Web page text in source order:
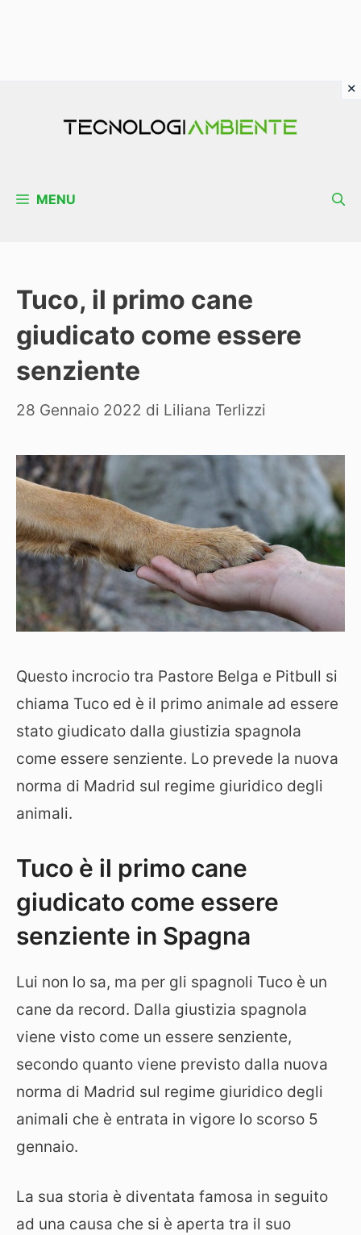
MENU
Tuco, il primo cane
giudicato come essere
senziente
28 Gennaio 2022 di Liliana Terlizzi
Questo incrocio tra Pastore Belga e Pitbull si
chiama Tuco ed è il primo animale ad essere
stato giudicato dalla giustizia spagnola
come essere senziente. Lo prevede la nuova
norma di Madrid sul regime giuridico degli
animali.
Tuco è il primo cane
giudicato come essere
senziente in Spagna
Lui non lo sa, ma per gli spagnoli Tuco è un
cane da record. Dalla giustizia spagnola
viene visto come un essere senziente,
secondo quanto viene previsto dalla nuova
norma di Madrid sul regime giuridico degli
animali che è entrata in vigore lo scorso 5
gennaio.
La sua storia è diventata famosa in seguito
ad una causa che si è aperta tra il suo